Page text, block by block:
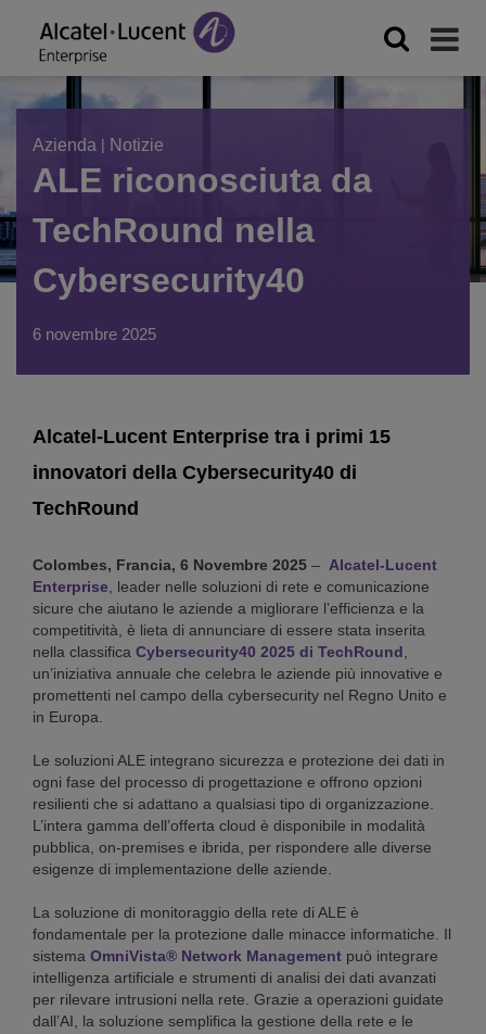
Azienda | Notizie
ALE riconosciuta da
TechRound nella
Cybersecurity40
6 novembre 2025
Alcatel-Lucent Enterprise tra i primi 15
innovatori della Cybersecurity40 di
TechRound
Colombes, Francia, 6 Novembre 2025 – Alcatel-Lucent
Enterprise , leader nelle soluzioni di rete e comunicazione
sicure che aiutano le aziende a migliorare l’efficienza e la
competitività, è lieta di annunciare di essere stata inserita
nella classifica Cybersecurity40 2025 di TechRound
un’iniziativa annuale che celebra le aziende più innovative e
promettenti nel campo della cybersecurity nel Regno Unito e
in Europa.
Le soluzioni ALE integrano sicurezza e protezione dei dati in
ogni fase del processo di progettazione e offrono opzioni
resilienti che si adattano a qualsiasi tipo di organizzazione.
L’intera gamma dell’offerta cloud è disponibile in modalità
pubblica, on-premises e ibrida, per rispondere alle diverse
esigenze di implementazione delle aziende.
La soluzione di monitoraggio della rete di ALE è
fondamentale per la protezione dalle minacce informatiche. Il
sistema OmniVista® Network Management può integrare
intelligenza artificiale e strumenti di analisi dei dati avanzati
per rilevare intrusioni nella rete. Grazie a operazioni guidate
dall’AI, la soluzione semplifica la gestione della rete e le